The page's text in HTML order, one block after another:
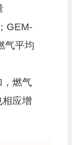
GEM-
气平均
燃气
应增